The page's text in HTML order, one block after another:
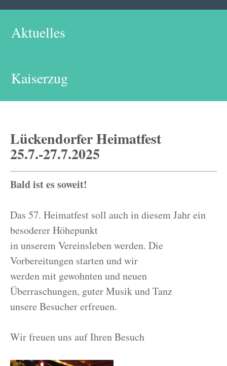
Aktuelles
Kaiserzug
Lückendorfer Heimatfest
25.7.-27.7.2025
Bald ist es soweit!
Das 57. Heimatfest soll auch in diesem Jahr ein
besoderer Höhepunkt
in unserem Vereinsleben werden. Die
Vorbereitungen starten und wir
werden mit gewohnten und neuen
Überraschungen, guter Musik und Tanz
unsere Besucher erfreuen.
Wir freuen uns auf Ihren Besuch